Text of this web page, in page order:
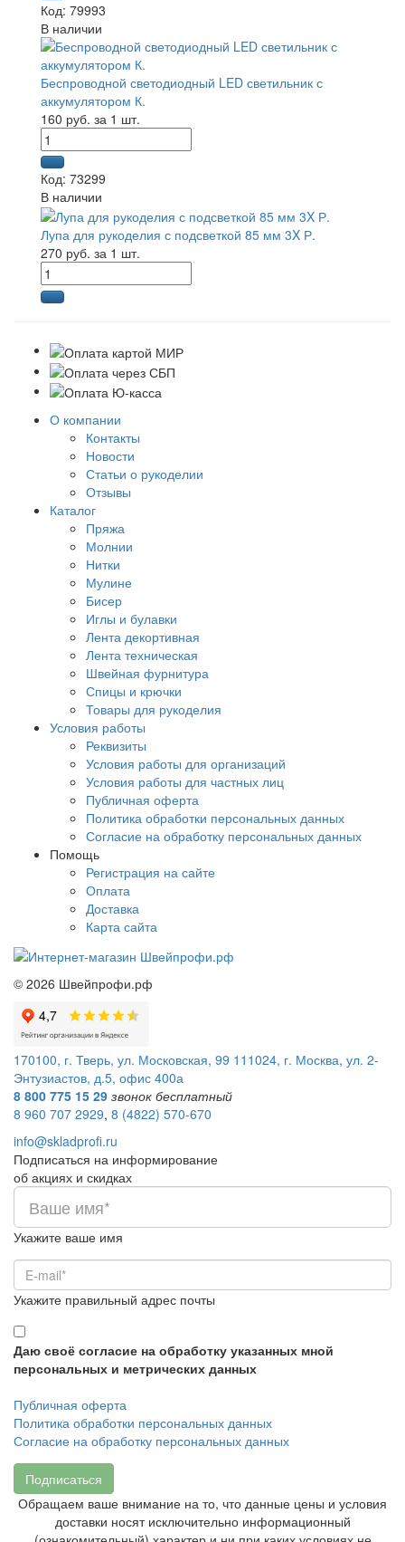
Код: 79993
В наличии
Беспроводной светодиодный LED светильник с
аккумулятором К.
160 руб. за 1 шт.
Код: 73299
В наличии
Лупа для рукоделия с подсветкой 85 мм 3X Р.
270 руб. за 1 шт.
О компании
Контакты
Новости
Статьи о рукоделии
Отзывы
Каталог
Пряжа
Молнии
Нитки
Мулине
Бисер
Иглы и булавки
Лента декортивная
Лента техническая
Швейная фурнитура
Спицы и крючки
Товары для рукоделия
Условия работы
Реквизиты
Условия работы для организаций
Условия работы для частных лиц
Публичная оферта
Политика обработки персональных данных
Согласие на обработку персональных данных
Помощь
Регистрация на сайте
Оплата
Доставка
Карта сайта
© 2026 Швейпрофи.рф
170100, г. Тверь, ул. Московская, 99 111024, г. Москва, ул. 2-
Энтузиастов, д.5, офис 400а
8 800 775 15 29 звонок бесплатный
8 960 707 2929, 8 (4822) 570-670
info@skladprofi.ru
Подписаться на информирование
об акциях и скидках
Укажите ваше имя
Укажите правильный адрес почты
Даю своё согласие на обработку указанных мной
персональных и метрических данных
Публичная оферта
Политика обработки персональных данных
Согласие на обработку персональных данных
Подписаться
Обращаем ваше внимание на то, что данные цены и условия
доставки носят исключительно информационный